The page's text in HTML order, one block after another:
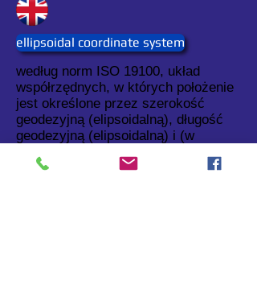
ellipsoidal coordinate system
według norm ISO 19100, układ
współrzędnych, w których położenie
jest określone przez szerokość
geodezyjną (elipsoidalną), długość
geodezyjną (elipsoidalną) i (w
wysokość elipsoidalną.